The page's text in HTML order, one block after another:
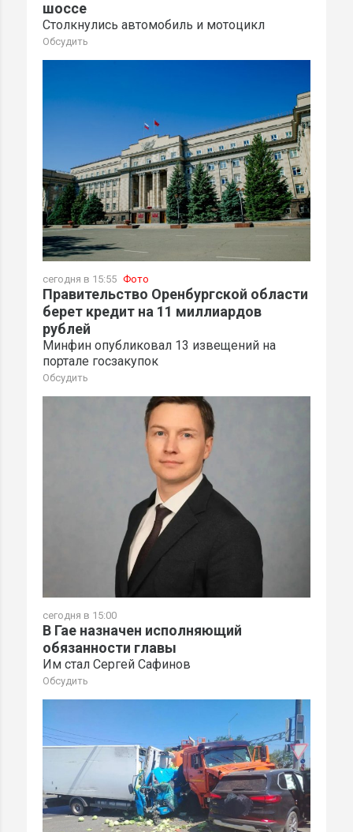
шоссе
Столкнулись автомобиль и мотоцикл
Обсудить
сегодня в 15:55 Фото
Правительство Оренбургской области
берет кредит на 11 миллиардов
рублей
Минфин опубликовал 13 извещений на
портале госзакупок
Обсудить
сегодня в 15:00
В Гае назначен исполняющий
обязанности главы
Им стал Сергей Сафинов
Обсудить